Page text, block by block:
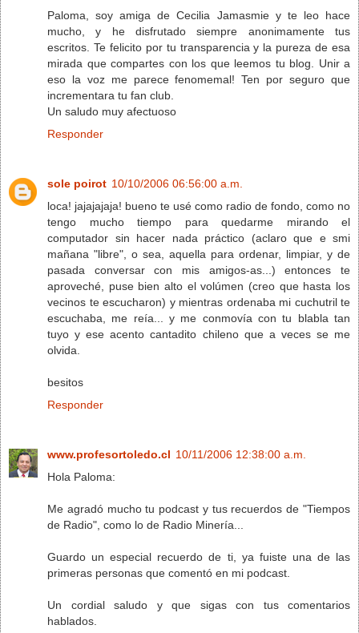
Paloma, soy amiga de Cecilia Jamasmie y te leo hace
mucho, y he disfrutado siempre anonimamente tus
escritos. Te felicito por tu transparencia y la pureza de esa
mirada que compartes con los que leemos tu blog. Unir a
eso la voz me parece fenomemal! Ten por seguro que
incrementara tu fan club.
Un saludo muy afectuoso
Responder
sole poirot 10/10/2006 06:56:00 a.m.
loca! jajajajaja! bueno te usé como radio de fondo, como no
tengo mucho tiempo para quedarme mirando el
computador sin hacer nada práctico (aclaro que e smi
mañana "libre", o sea, aquella para ordenar, limpiar, y de
pasada conversar con mis amigos-as...) entonces te
aproveché, puse bien alto el volúmen (creo que hasta los
vecinos te escucharon) y mientras ordenaba mi cuchutril te
escuchaba, me reía... y me conmovía con tu blabla tan
tuyo y ese acento cantadito chileno que a veces se me
olvida.
besitos
Responder
www.profesortoledo.cl 10/11/2006 12:38:00 a.m.
Hola Paloma:
Me agradó mucho tu podcast y tus recuerdos de "Tiempos
de Radio", como lo de Radio Minería...
Guardo un especial recuerdo de ti, ya fuiste una de las
primeras personas que comentó en mi podcast.
Un cordial saludo y que sigas con tus comentarios
hablados.